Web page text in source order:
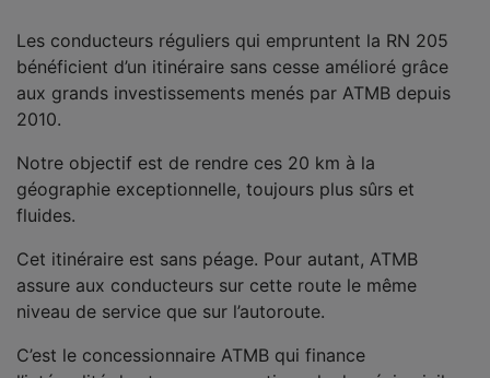
Les conducteurs réguliers qui empruntent la RN 205
bénéficient d’un itinéraire sans cesse amélioré grâce
aux grands investissements menés par ATMB depuis
2010.
Notre objectif est de rendre ces 20 km à la
géographie exceptionnelle, toujours plus sûrs et
fluides.
Cet itinéraire est sans péage. Pour autant, ATMB
assure aux conducteurs sur cette route le même
niveau de service que sur l’autoroute.
C’est le concessionnaire ATMB qui finance